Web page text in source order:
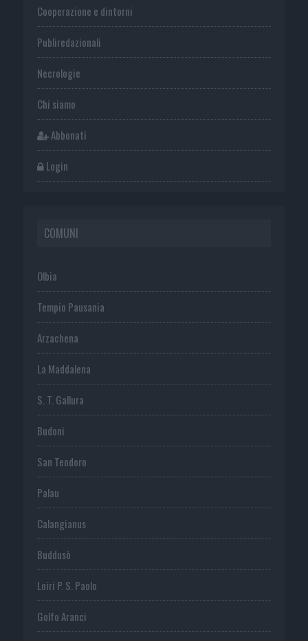
Cooperazione e dintorni
Publiredazionali
Necrologie
Chi siamo
Abbonati
Login
COMUNI
Olbia
Tempio Pausania
Arzachena
La Maddalena
S. T. Gallura
Budoni
San Teodoro
Palau
Calangianus
Buddusò
Loiri P. S. Paolo
Golfo Aranci